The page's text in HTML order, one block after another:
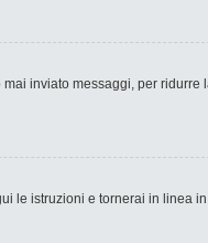
inviato messaggi, per ridurre
le istruzioni e tornerai in linea